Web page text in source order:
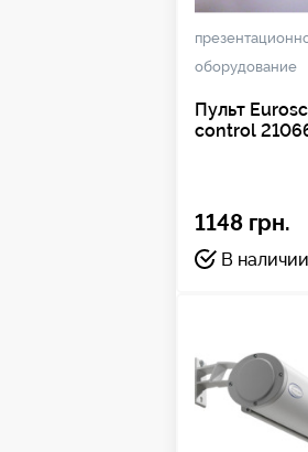
оборудование
Пульт
control
1148 грн.
В наличии